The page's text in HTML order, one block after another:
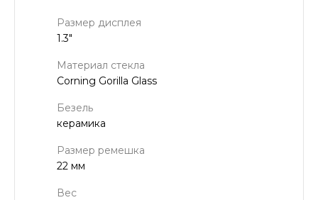
Размер дисплея
1.3"
Материал стекла
Corning Gorilla Glass
Безель
керамика
Размер ремешка
22 мм
Вес